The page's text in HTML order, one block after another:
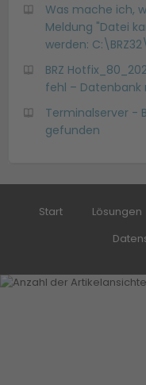
Was mache ich,
Meldung "Datei
werden:
BRZ
fehl –
Terminalserver -
gefunden
Start Lösungen